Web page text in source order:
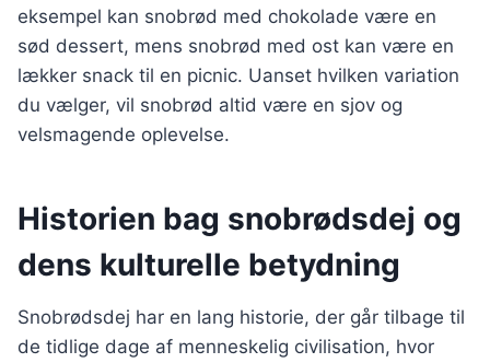
eksempel kan snobrød med chokolade være en
sød dessert, mens snobrød med ost kan være en
lækker snack til en picnic. Uanset hvilken variation
du vælger, vil snobrød altid være en sjov og
velsmagende oplevelse.
Historien bag snobrødsdej og
dens kulturelle betydning
Snobrødsdej har en lang historie, der går tilbage til
de tidlige dage af menneskelig civilisation, hvor